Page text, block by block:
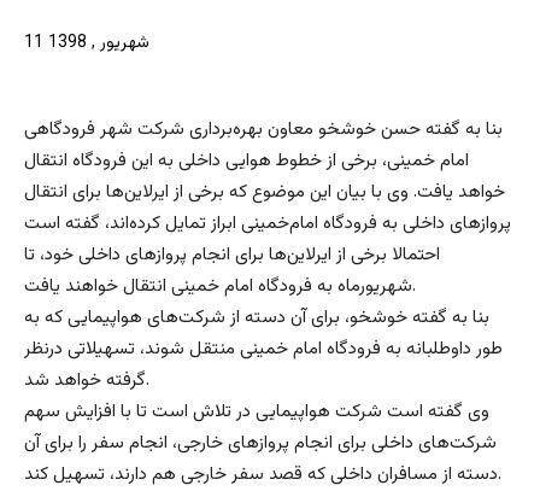
11 شهریور , 1398
بنا به گفته حسن خوشخو معاون بهره‌برداری شرکت شهر فرودگاهی
امام خمینی، برخی از خطوط هوایی داخلی به این فرودگاه انتقال
خواهد یافت. وی با بیان این موضوع که برخی از ایرلاین‌ها برای انتقال
پروازهای داخلی به فرودگاه امام‌خمینی ابراز تمایل کرده‌اند، گفته است
احتمالا برخی از ایرلاین‌ها برای انجام پروازهای داخلی خود، تا
شهریورماه به فرودگاه امام خمینی انتقال خواهند یافت.
بنا به گفته خوشخو، برای آن دسته از شرکت‌های هواپیمایی که به
طور داوطلبانه به فرودگاه امام خمینی منتقل شوند، تسهیلاتی درنظر
گرفته خواهد شد.
وی گفته است شرکت هواپیمایی در تلاش است تا با افزایش سهم
شرکت‌های داخلی برای انجام پروازهای خارجی، انجام سفر را برای آن
دسته از مسافران داخلی که قصد سفر خارجی هم دارند، تسهیل کند.